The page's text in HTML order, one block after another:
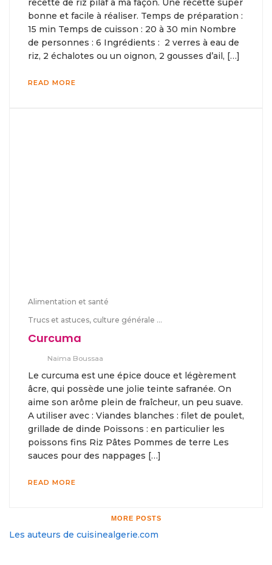
recette de riz pilaf à ma façon. Une recette super
bonne et facile à réaliser. Temps de préparation :
15 min Temps de cuisson : 20 à 30 min Nombre
de personnes : 6 Ingrédients : 2 verres à eau de
riz, 2 échalotes ou un oignon, 2 gousses d’ail, […]
READ MORE
Alimentation et santé
Trucs et astuces, culture générale ...
Curcuma
Naima Boussaa
Le curcuma est une épice douce et légèrement
âcre, qui possède une jolie teinte safranée. On
aime son arôme plein de fraîcheur, un peu suave.
A utiliser avec : Viandes blanches : filet de poulet,
grillade de dinde Poissons : en particulier les
poissons fins Riz Pâtes Pommes de terre Les
sauces pour des nappages […]
READ MORE
MORE POSTS
Les auteurs de cuisinealgerie.com